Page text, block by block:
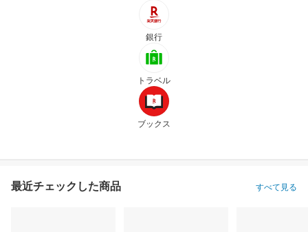
銀行
トラベル
ブックス
最近チェックした商品 すべて見る